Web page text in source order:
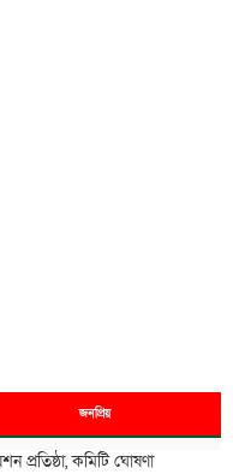
জনপ্রিয়
প্রতিষ্ঠা, কমিটি ঘোষণা